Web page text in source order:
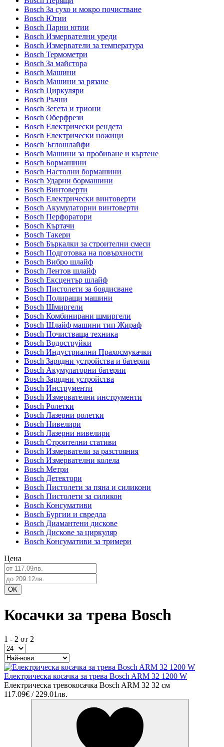
Bosch За сухо и мокро почистване
Bosch Ютии
Bosch Парни ютии
Bosch Измервателни уреди
Bosch Измерватели за температура
Bosch Термометри
Bosch За майстора
Bosch Машини
Bosch Машини за рязане
Bosch Циркуляри
Bosch Ръчни
Bosch Зегета и триони
Bosch Оберфрези
Bosch Електрически рендета
Bosch Електрически ножици
Bosch Ъглошлайфи
Bosch Машини за пробиване и къртене
Bosch Бормашини
Bosch Настолни бормашини
Bosch Ударни бормашини
Bosch Винтоверти
Bosch Електрически винтоверти
Bosch Акумулаторни винтоверти
Bosch Перфоратори
Bosch Къртачи
Bosch Такери
Bosch Бъркалки за строителни смеси
Bosch Подготовка на повърхности
Bosch Вибро шлайф
Bosch Лентов шлайф
Bosch Ексцентър шлайф
Bosch Пистолети за боядисване
Bosch Полиращи машини
Bosch Шмиргели
Bosch Комбинирани шмиргели
Bosch Шлайф машини тип Жираф
Bosch Почистваща техника
Bosch Водоструйки
Bosch Индустриални Прахосмукачки
Bosch Зарядни устройства и батерии
Bosch Акумулаторни батерии
Bosch Зарядни устройства
Bosch Инструменти
Bosch Измервателни инструменти
Bosch Ролетки
Bosch Лазерни ролетки
Bosch Нивелири
Bosch Лазерни нивелири
Bosch Строителни стативи
Bosch Измерватели за разстояния
Bosch Измервателни колела
Bosch Метри
Bosch Детектори
Bosch Пистолети за пяна и силикони
Bosch Пистолети за силикон
Bosch Консумативи
Bosch Бургии и свредла
Bosch Диамантени дискове
Bosch Дискове за циркуляр
Bosch Консумативи за тримери
Цена
Косачки за трева Bosch
1 - 2 от 2
Електрическа косачка за трева Bosch ARM 32 1200 W
Електрическа тревокосачка Bosch ARM 32 32 см
117.09€ / 229.01лв.